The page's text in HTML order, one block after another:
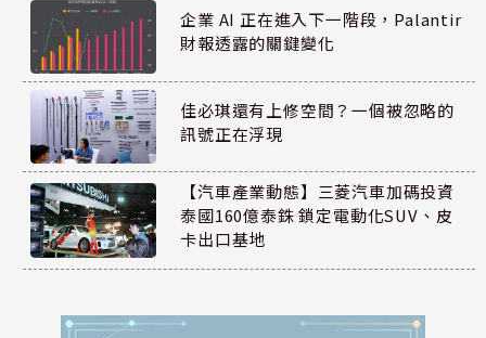
企業 AI 正在進入下一階段，Palantir
財報透露的關鍵變化
佳必琪還有上修空間？一個被忽略的
訊號正在浮現
【汽車產業動態】三菱汽車加碼投資
泰國160億泰銖 鎖定電動化SUV、皮
卡出口基地